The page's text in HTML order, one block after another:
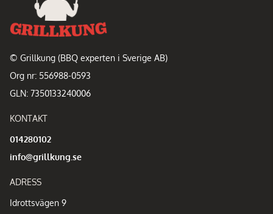
© Grillkung (BBQ experten i Sverige AB)
Org nr: 556988-0593
GLN: 7350133240006
KONTAKT
014280102
info@grillkung.se
ADRESS
Idrottsvägen 9